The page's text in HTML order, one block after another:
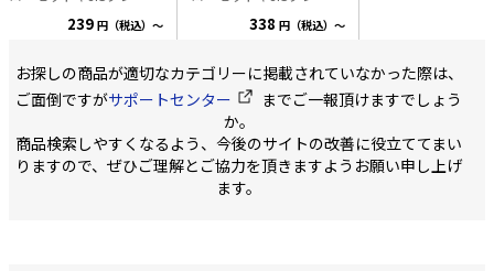
別売りのJISプレートにつ
ダウン工具等の、ケーブ
ル押込工具が一切不要な
モデルです。 ・ケーブル
利用が可能! 対応導体径
0.4 - 0.65mm (AWG22-
26)
239 円（税込）～
別売りのJISプレートにつ
ダウン工具等の、ケーブ
ル押込工具が一切不要な
モデルです。 ・シャッタ
ー付きの為、埃の侵入を
防ぎます。 ・ケーブルの
配線を間違えても、再利
用が可能! 適用導体
径:22AWG~24AWG 適用
338 円（税込）～
TIA-568-C.2カテゴ
よびISO 11801第2
スDチャネル標準の
れています ●PoE
はIEEE 802.3afおよ
IEEE 802.3atの要件
お探しの商品が適切なカテゴリーに掲載されていなかった際は、
ご面倒ですがサポートセンター
までご一報頂けますでしょう
か。
商品検索しやすくなるよう、今後のサイトの改善に役立ててまい
りますので、ぜひご理解とご協力を頂きますようお願い申し上げ
ます。